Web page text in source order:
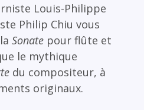
Louis-Philippe
Philip Chiu vous
Sonate pour flûte et
le mythique
du compositeur, à
originaux.